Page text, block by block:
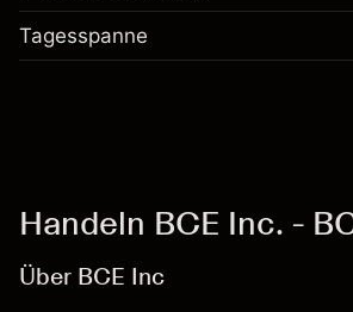
Tagesspanne
Handeln BCE Inc. -
Über BCE Inc